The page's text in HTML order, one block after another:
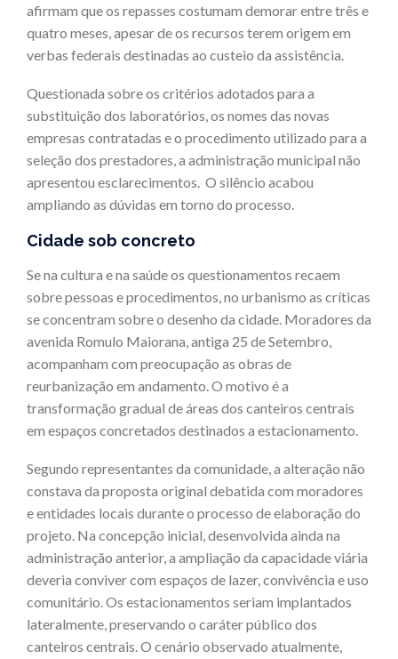
afirmam que os repasses costumam demorar entre três e
quatro meses, apesar de os recursos terem origem em
verbas federais destinadas ao custeio da assistência.
Questionada sobre os critérios adotados para a
substituição dos laboratórios, os nomes das novas
empresas contratadas e o procedimento utilizado para a
seleção dos prestadores, a administração municipal não
apresentou esclarecimentos. O silêncio acabou
ampliando as dúvidas em torno do processo.
Cidade sob concreto
Se na cultura e na saúde os questionamentos recaem
sobre pessoas e procedimentos, no urbanismo as críticas
se concentram sobre o desenho da cidade. Moradores da
avenida Romulo Maiorana, antiga 25 de Setembro,
acompanham com preocupação as obras de
reurbanização em andamento. O motivo é a
transformação gradual de áreas dos canteiros centrais
em espaços concretados destinados a estacionamento.
Segundo representantes da comunidade, a alteração não
constava da proposta original debatida com moradores
e entidades locais durante o processo de elaboração do
projeto. Na concepção inicial, desenvolvida ainda na
administração anterior, a ampliação da capacidade viária
deveria conviver com espaços de lazer, convivência e uso
comunitário. Os estacionamentos seriam implantados
lateralmente, preservando o caráter público dos
canteiros centrais. O cenário observado atualmente,